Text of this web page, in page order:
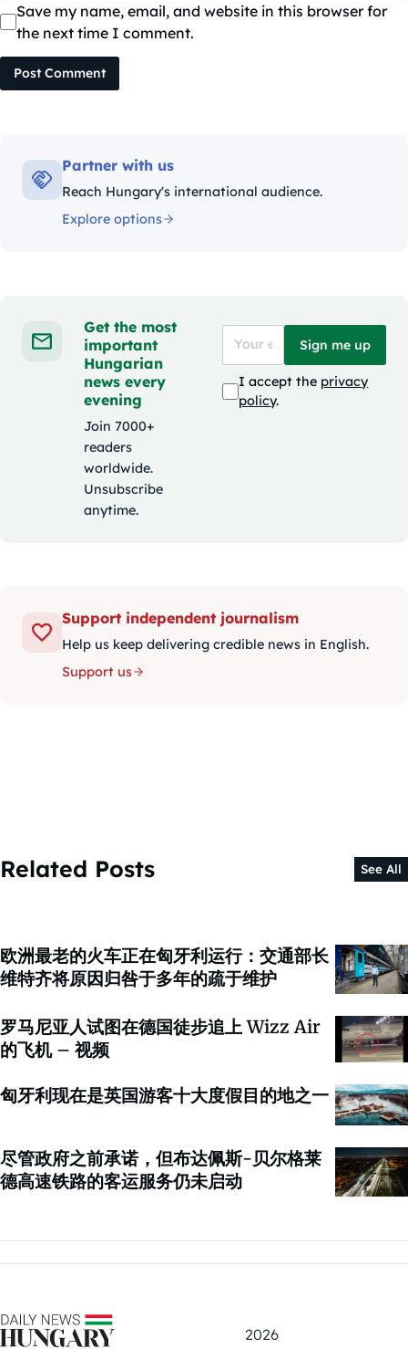
Save my name, email, and website in this browser for
the next time I comment.
Post Comment
Partner with us
Reach Hungary's international audience.
Explore options
Get the most
important
Hungarian
news every
evening
Join 7000+
readers
worldwide.
Unsubscribe
anytime.
Sign me up
I accept the privacy
policy.
Support independent journalism
Help us keep delivering credible news in English.
Support us
Related Posts See All
欧洲最老的火车正在匈牙利运行：交通部长
维特齐将原因归咎于多年的疏于维护
罗马尼亚人试图在德国徒步追上 Wizz Air
的飞机 – 视频
匈牙利现在是英国游客十大度假目的地之一
尽管政府之前承诺，但布达佩斯-贝尔格莱
德高速铁路的客运服务仍未启动
2026